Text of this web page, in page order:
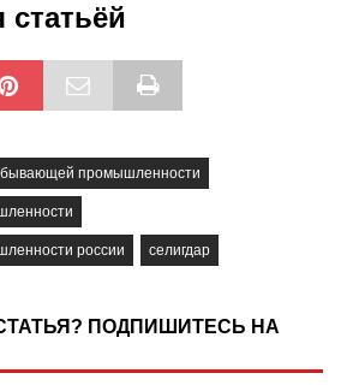
статьёй
промышленности
россии селигдар
ПОДПИШИТЕСЬ НА